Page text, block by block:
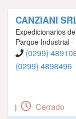
CANZIANI
Expedicionarios
Parque Industrial
(0299)
(0299) 4898496
| Cerrado